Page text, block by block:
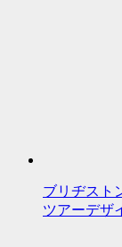
ブリヂスト
ツアーデザ